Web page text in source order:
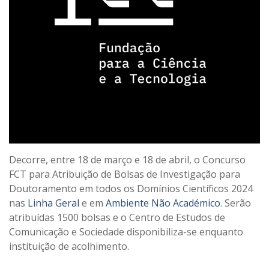
Decorre, entre 18 de março e 18 de abril, o Concurso
FCT para Atribuição de Bolsas de Investigação para
Doutoramento em todos os Domínios Científicos 2024
nas Linha Geral e em Ambiente Não Académico. Serão
atribuídas 1500 bolsas e o Centro de Estudos de
Comunicação e Sociedade disponibiliza-se enquanto
instituição de acolhimento.